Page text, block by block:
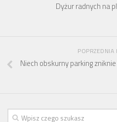
Dyżur radnych na
POPRZEDNIA
Niech obskurny parking